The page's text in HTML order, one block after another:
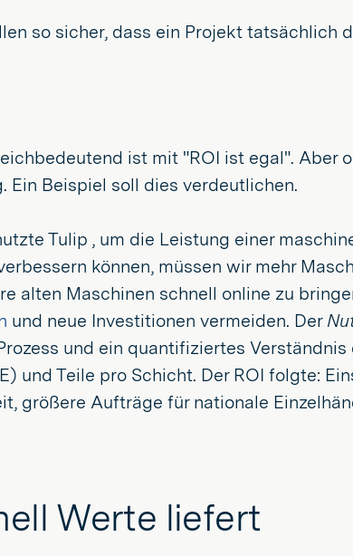
so sicher, dass ein Projekt tatsächlich
ist mit "ROI ist egal". Aber
Ein Beispiel soll dies verdeutlichen.
Tulip , um die Leistung einer
können, müssen wir mehr
alten Maschinen schnell online zu
und neue Investitionen vermeiden. Der
und ein quantifiziertes
und Teile pro Schicht. Der ROI folgte:
größere Aufträge für nationale
Werte liefert